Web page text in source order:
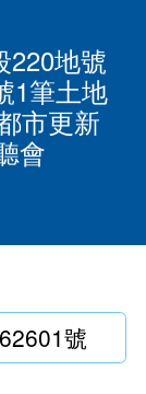
計畫
請
專案計畫
案
220地號
1筆土地
市更新
會
號